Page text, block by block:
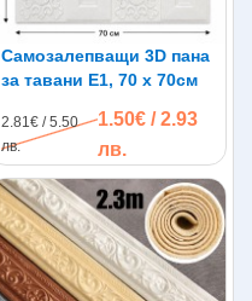
Самозалепващи 3D пана
за тавани E1, 70 х 70см
2.81€ / 5.50
лв.
1.50€ / 2.93
лв.